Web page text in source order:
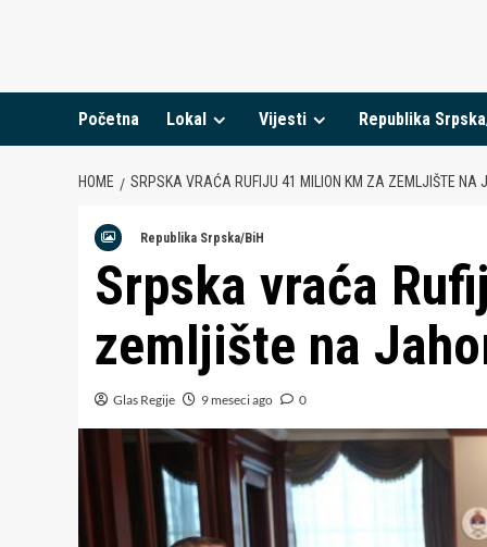
Početna Lokal Vijesti Republika
HOME SRPSKA VRAĆA RUFIJU 41 MILION KM ZA ZEMLJIŠTE NA
Republika Srpska/BiH
Srpska vraća
zemljište na
Glas Regije 9 meseci ago 0